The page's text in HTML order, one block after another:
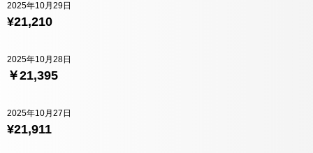
¥21,210
2025年10月29日
￥21,395
2025年10月28日
¥21,911
2025年10月27日